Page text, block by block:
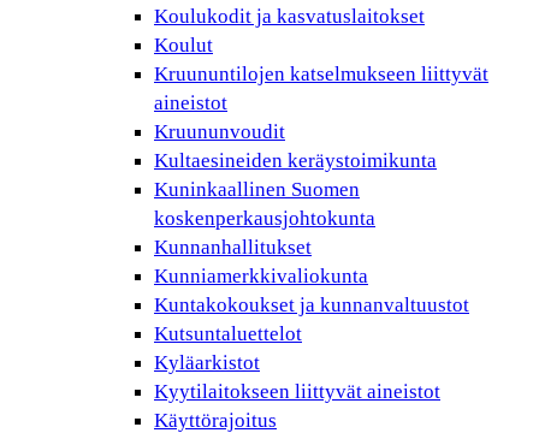
Koulukodit ja kasvatuslaitokset
Koulut
Kruununtilojen katselmukseen liittyvät
aineistot
Kruununvoudit
Kultaesineiden keräystoimikunta
Kuninkaallinen Suomen
koskenperkausjohtokunta
Kunnanhallitukset
Kunniamerkkivaliokunta
Kuntakokoukset ja kunnanvaltuustot
Kutsuntaluettelot
Kyläarkistot
Kyytilaitokseen liittyvät aineistot
Käyttörajoitus